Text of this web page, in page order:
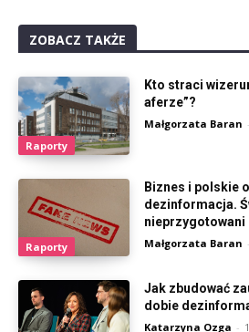
ZOBACZ TAKŻE
Raporty
Kto straci
aferze”?
Małgorzata Baran -
Raporty
Biznes i polskie
dezinformacja.
nieprzygotowani
Małgorzata Baran -
Jak zbudować
dobie
Katarzyna Ozga -